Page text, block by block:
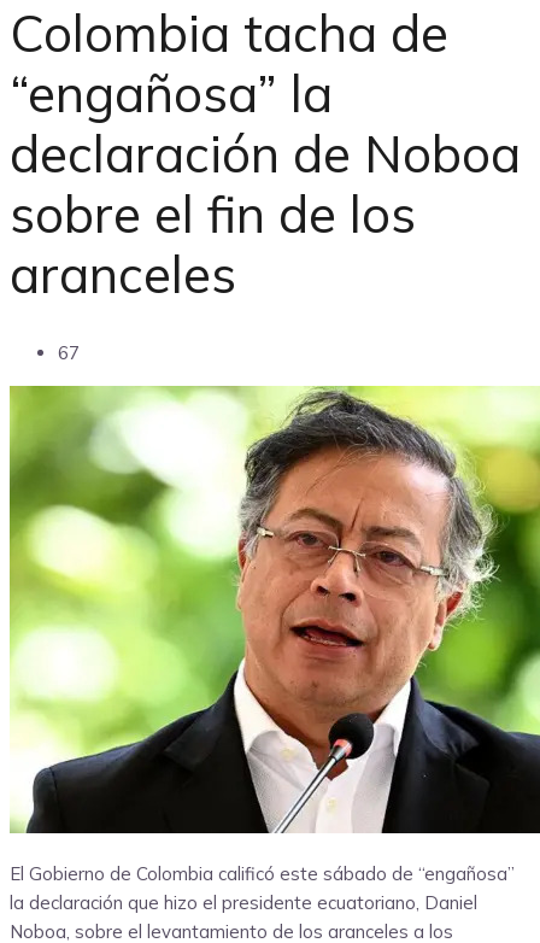
Colombia tacha de
“engañosa” la
declaración de Noboa
sobre el fin de los
aranceles
67
El Gobierno de Colombia calificó este sábado de “engañosa”
la declaración que hizo el presidente ecuatoriano, Daniel
Noboa, sobre el levantamiento de los aranceles a los